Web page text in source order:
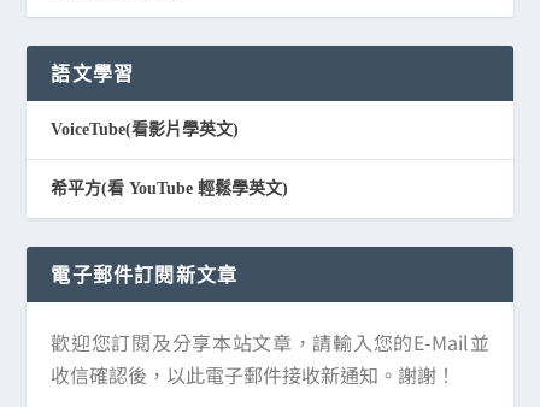
語文學習
VoiceTube(看影片學英文)
希平方(看 YouTube 輕鬆學英文)
電子郵件訂閱新文章
歡迎您訂閱及分享本站文章，請輸入您的E-Mail並
收信確認後，以此電子郵件接收新通知。謝謝！